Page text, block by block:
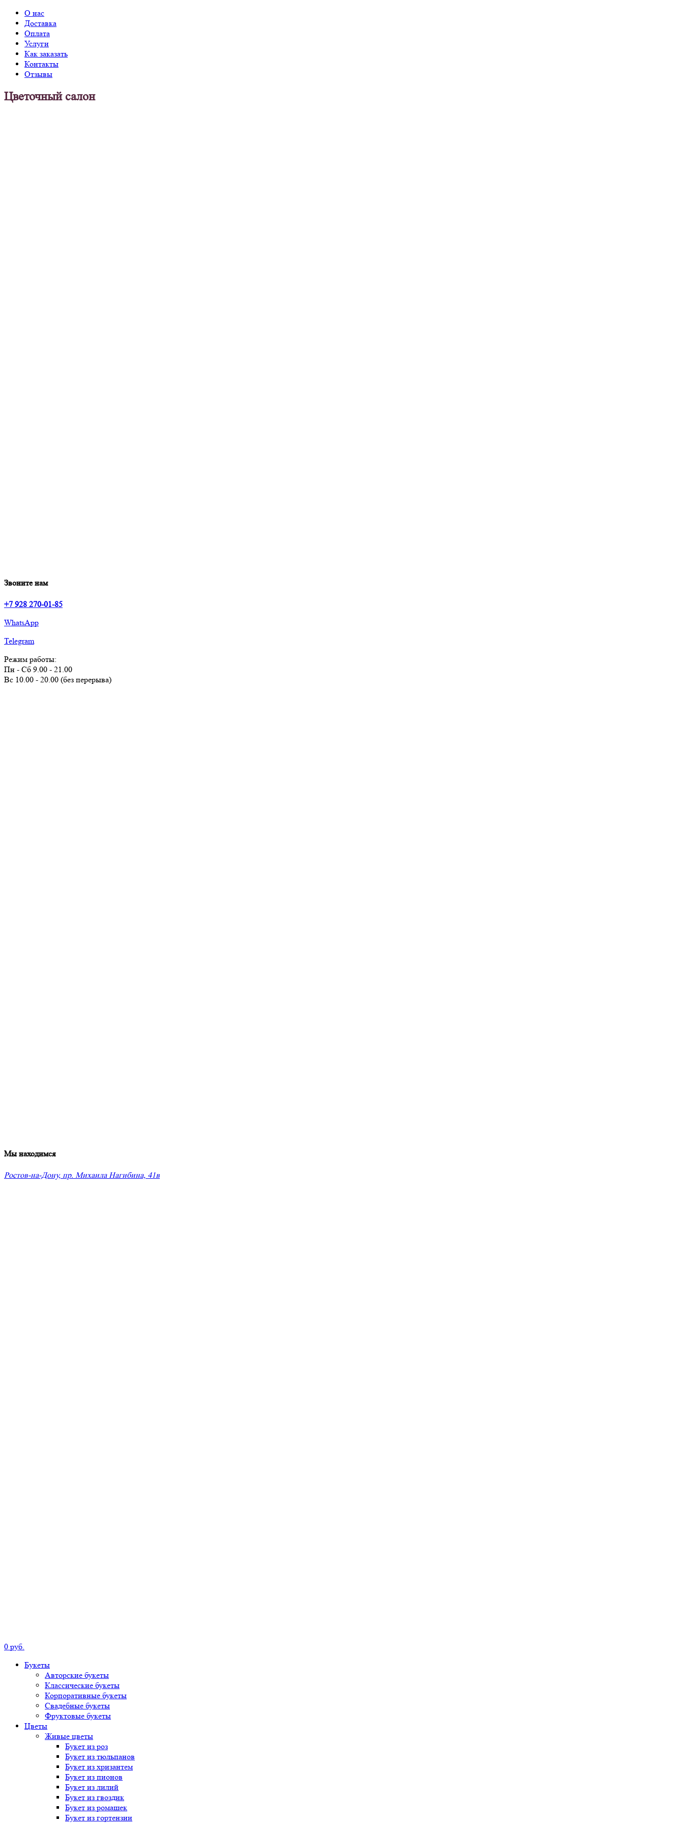
О нас
Доставка
Оплата
Услуги
Как заказать
Контакты
Отзывы
Цветочный салон
Звоните нам
+7 928 270-01-85
WhatsApp
Telegram
Режим работы:
Пн - Сб 9.00 - 21.00
Вс 10.00 - 20.00 (без перерыва)
Мы находимся
Ростов-на-Дону, пр. Михаила Нагибина, 41в
0 руб.
Букеты
Авторские букеты
Классические букеты
Корпоративные букеты
Свадебные букеты
Фруктовые букеты
Цветы
Живые цветы
Букет из роз
Букет из тюльпанов
Букет из хризантем
Букет из пионов
Букет из лилий
Букет из гвоздик
Букет из ромашек
Букет из гортензии